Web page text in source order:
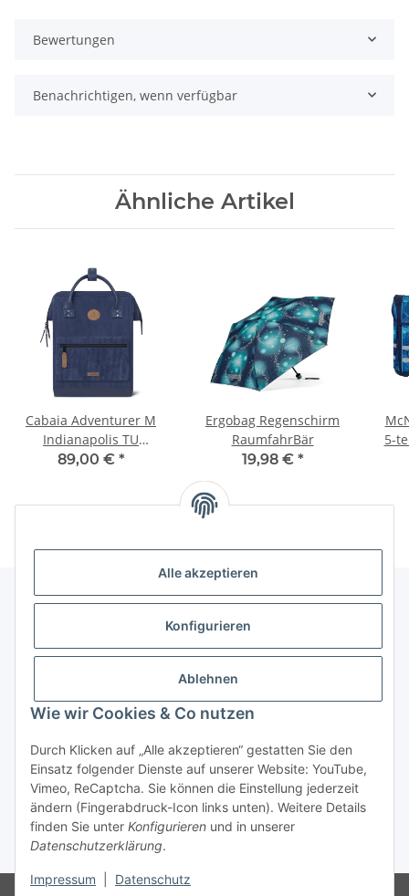
Alle akzeptieren
Konfigurieren
Ablehnen
Wie wir Cookies & Co nutzen
Durch Klicken auf „Alle akzeptieren“ gestatten Sie den
Einsatz folgender Dienste auf unserer Website: YouTube,
Vimeo, ReCaptcha. Sie können die Einstellung jederzeit
ändern (Fingerabdruck-Icon links unten). Weitere Details
finden Sie unter Konfigurieren und in unserer
Datenschutzerklärung.
Impressum Datenschutz
Bewertungen
Benachrichtigen, wenn verfügbar
Ähnliche Artikel
Cabaia Adventurer M
Indianapolis TU
Rucksack
89,00 € *
Ergobag Regenschirm
RaumfahrBär
19,98 € *
5-
Gesetzliche Informationen
Vertrag widerrufen
* Alle Preise inkl. gesetzlicher USt., zzgl.